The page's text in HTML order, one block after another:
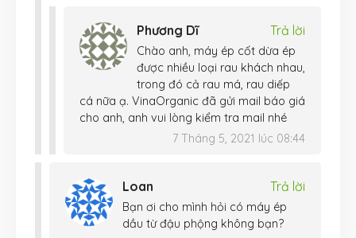
Phương Dĩ Trả lời
Chào anh, máy ép cốt dừa ép
được nhiều loại rau khách nhau,
trong đó cả rau má, rau diếp
cá nữa ạ. VinaOrganic đã gửi mail báo giá
cho anh, anh vui lòng kiểm tra mail nhé
7 Tháng 5, 2021 lúc 08:44
Loan Trả lời
Bạn ơi cho mình hỏi có máy ép
dầu từ đậu phộng không bạn?